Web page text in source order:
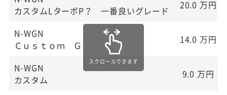
カスタムLターボP？ 一番良いグレード
20.0 万円
N-WGN
Ｃｕｓｔｏｍ Ｇ
14.0 万円
N-WGN
カスタム
9.0 万円